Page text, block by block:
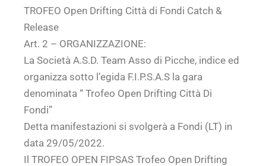
TROFEO Open Drifting Città di Fondi Catch &
Release
Art. 2 – ORGANIZZAZIONE:
La Società A.S.D. Team Asso di Picche, indice ed
organizza sotto l’egida F.I.P.S.A.S la gara
denominata “ Trofeo Open Drifting Città Di
Fondi”
Detta manifestazioni si svolgerà a Fondi (LT) in
data 29/05/2022.
Il TROFEO OPEN FIPSAS Trofeo Open Drifting